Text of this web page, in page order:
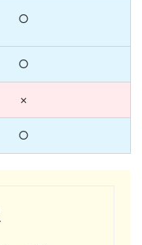
○
○
×
○